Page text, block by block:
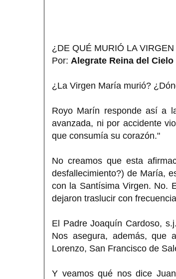
¿DE QUÉ MURIÓ LA
Por: Alegrate Reina del Cielo
¿La Virgen María murió?
Royo Marín responde así a
avanzada, ni por accidente
que consumía su corazón."
No creamos que esta
desfallecimiento?) de María,
con la Santísima Virgen. No.
dejaron traslucir con
El Padre Joaquín Cardoso,
Nos asegura, además, que
Lorenzo, San Francisco de
Y veamos qué nos dice